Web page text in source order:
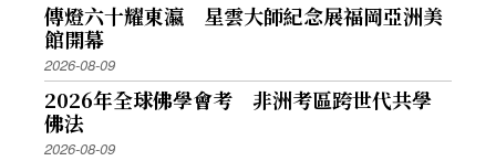
傳燈六十耀東瀛 星雲大師紀念展福岡亞洲美
館開幕
2026-08-09
2026年全球佛學會考 非洲考區跨世代共學
佛法
2026-08-09